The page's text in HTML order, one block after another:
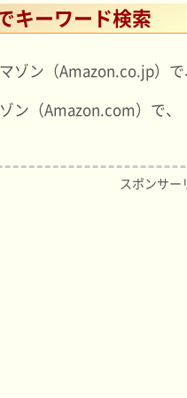
キーワード検索
ゾン（Amazon.co.jp）で
ン（Amazon.com）で、
スポンサー